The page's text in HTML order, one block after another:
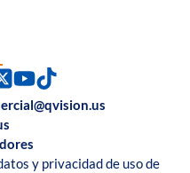
y privacidad de uso de